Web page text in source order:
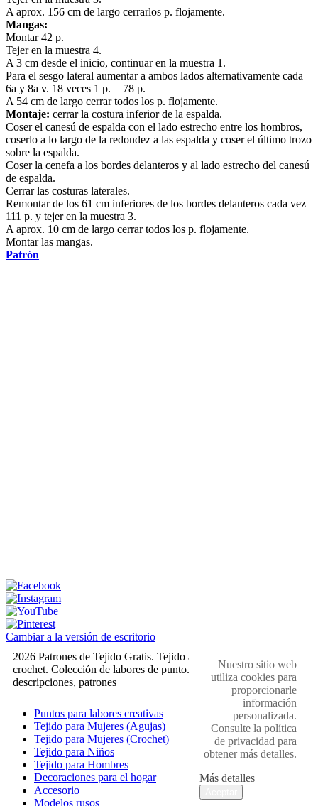
A aprox. 156 cm de largo cerrarlos p. flojamente.
Mangas:
Montar 42 p.
Tejer en la muestra 4.
A 3 cm desde el inicio, continuar en la muestra 1.
Para el sesgo lateral aumentar a ambos lados alternativamente cada
6a y 8a v. 18 veces 1 p. = 78 p.
A 54 cm de largo cerrar todos los p. flojamente.
Montaje: cerrar la costura inferior de la espalda.
Coser el canesú de espalda con el lado estrecho entre los hombros,
coserlo a lo largo de la redondez a las espalda y coser el último trozo
sobre la espalda.
Coser la cenefa a los bordes delanteros y al lado estrecho del canesú
de espalda.
Cerrar las costuras laterales.
Remontar de los 61 cm inferiores de los bordes delanteros cada vez
111 p. y tejer en la muestra 3.
A aprox. 10 cm de largo cerrar todos los p. flojamente.
Montar las mangas.
Patrón
Cambiar a la versión de escritorio
2026 Patrones de Tejido Gratis. Tejido a dos agujas y
crochet. Colección de labores de punto. Muestras,
descripciones, patrones
Puntos para labores creativas
Tejido para Mujeres (Agujas)
Tejido para Mujeres (Crochet)
Tejido para Niños
Tejido para Hombres
Decoraciones para el hogar
Accesorio
Modelos rusos
Nuestro sitio web
utiliza cookies para
proporcionarle
información
personalizada.
Consulte la política
de privacidad para
obtener más detalles.
Más detalles